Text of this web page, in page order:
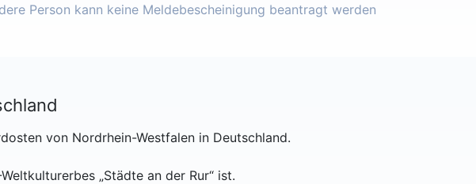
Person kann keine Meldebescheinigung beantragt werden
von Nordrhein-Westfalen in Deutschland.
„Städte an der Rur“ ist.